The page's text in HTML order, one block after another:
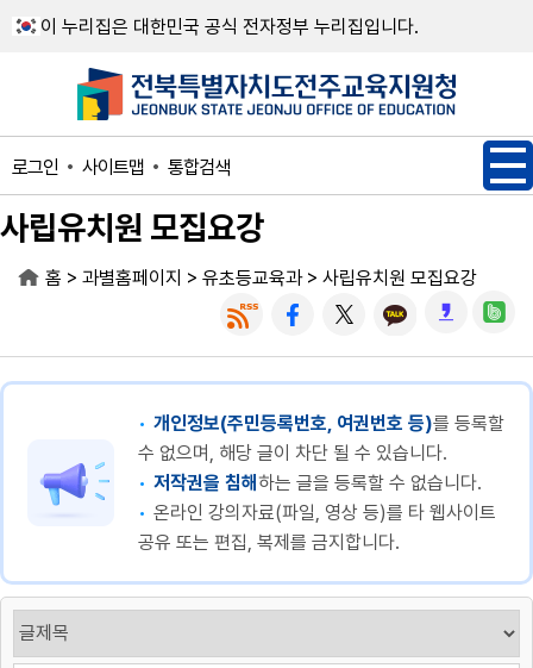
이 누리집은 대한민국 공식 전자정부 누리집입니다.
로그인 사이트맵 통합검색
사립유치원 모집요강
홈 > 과별홈페이지 > 유초등교육과> 사립유치원 모집요강
개인정보(주민등록번호, 여권번호 등)를 등록할
수 없으며, 해당 글이 차단 될 수 있습니다.
저작권을 침해하는 글을 등록할 수 없습니다.
온라인 강의자료(파일, 영상 등)를 타 웹사이트
공유 또는 편집, 복제를 금지합니다.